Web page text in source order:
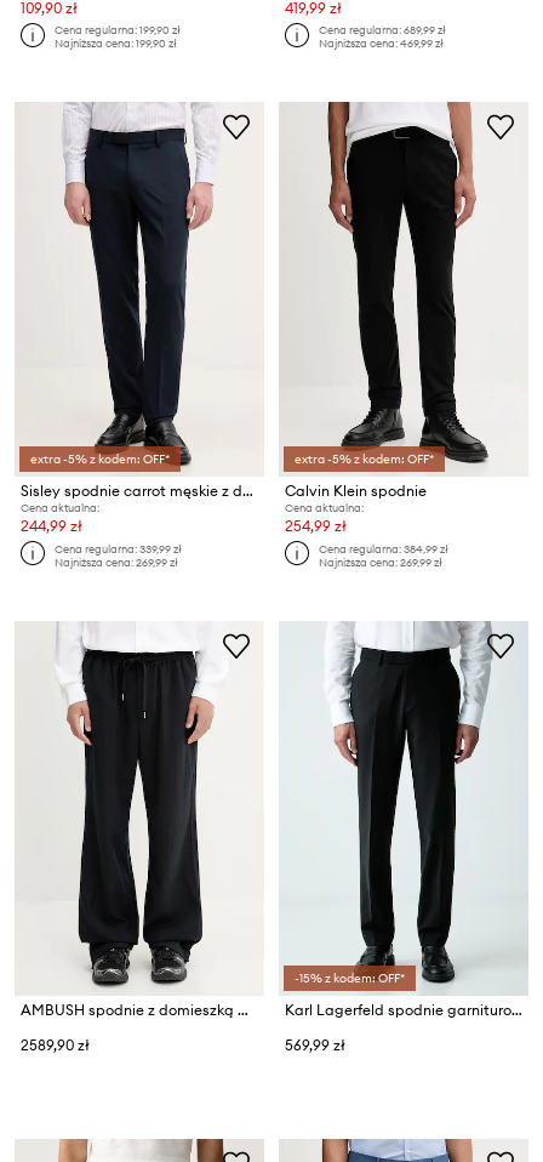
109,90 zł
Cena regularna:199,90 zł
Najniższa cena:199,90 zł
419,99 zł
Cena regularna:689,99 zł
Najniższa cena:469,99 zł
extra -5% z kodem: OFF*
Sisley spodnie carrot męskie z domieszką wełny
Cena aktualna:
244,99 zł
Cena regularna:339,99 zł
Najniższa cena:269,99 zł
extra -5% z kodem: OFF*
Calvin Klein spodnie
Cena aktualna:
254,99 zł
Cena regularna:384,99 zł
Najniższa cena:269,99 zł
AMBUSH spodnie z domieszką wełny Suit Pants
2589,90 zł
-15% z kodem: OFF*
Karl Lagerfeld spodnie garniturowe męskie z wełną
569,99 zł